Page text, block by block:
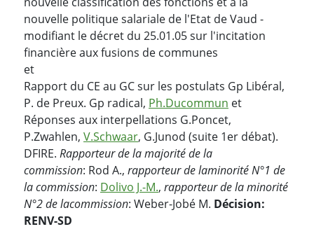
nouvelle politique salariale de l'Etat de Vaud -
modifiant le décret du 25.01.05 sur l'incitation
financière aux fusions de communes
et
Rapport du CE au GC sur les postulats Gp Libéral,
P. de Preux. Gp radical, Ph.Ducommun et
Réponses aux interpellations G.Poncet,
P.Zwahlen, V.Schwaar, G.Junod (suite 1er débat).
DFIRE. Rapporteur de la majorité de la
commission: Rod A., rapporteur de laminorité N°1 de
la commission: Dolivo J.-M., rapporteur de la minorité
N°2 de lacommission: Weber-Jobé M. Décision:
RENV-SD